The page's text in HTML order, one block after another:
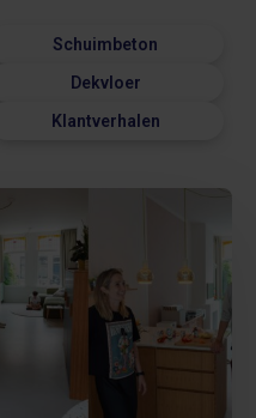
Schuimbeton
Dekvloer
Klantverhalen